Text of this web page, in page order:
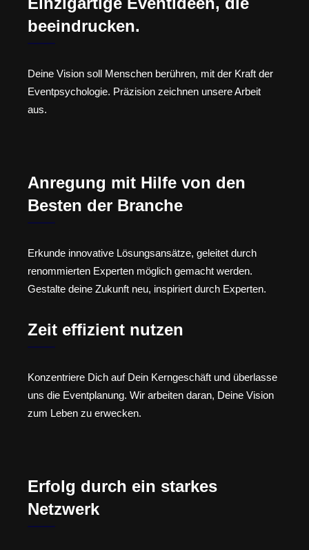
beeindrucken.
Deine Vision soll Menschen berühren, mit der Kraft der
Eventpsychologie. Präzision zeichnen unsere Arbeit
aus.
Anregung mit Hilfe von den
Besten der Branche
Erkunde innovative Lösungsansätze, geleitet durch
renommierten Experten möglich gemacht werden.
Gestalte deine Zukunft neu, inspiriert durch Experten.
Zeit effizient nutzen
Konzentriere Dich auf Dein Kerngeschäft und überlasse
uns die Eventplanung. Wir arbeiten daran, Deine Vision
zum Leben zu erwecken.
Erfolg durch ein starkes
Netzwerk